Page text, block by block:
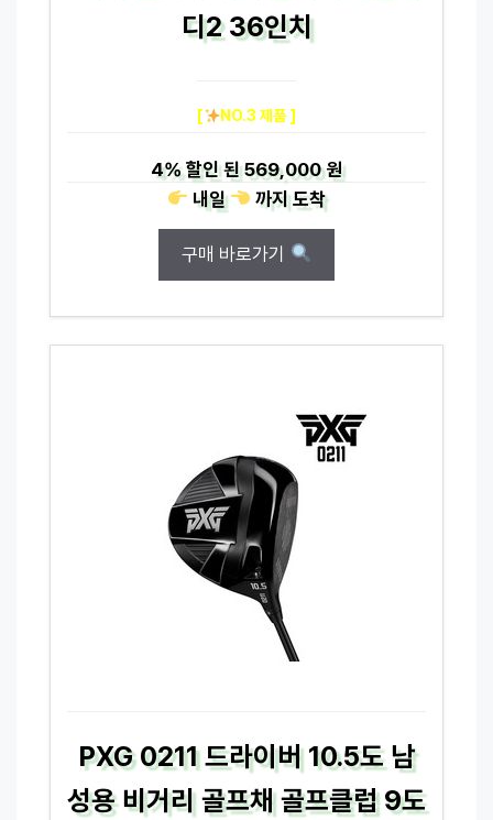
디2 36인치
[ NO.3 제품 ]
4%할인 된569,000 원
내일
까지도착
구매 바로가기
PXG 0211 드라이버 10.5도 남
성용 비거리 골프채 골프클럽 9도